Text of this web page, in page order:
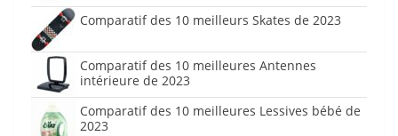
Comparatif des 10 meilleurs Skates de 2023
Comparatif des 10 meilleures Antennes
intérieure de 2023
Comparatif des 10 meilleures Lessives bébé de
2023